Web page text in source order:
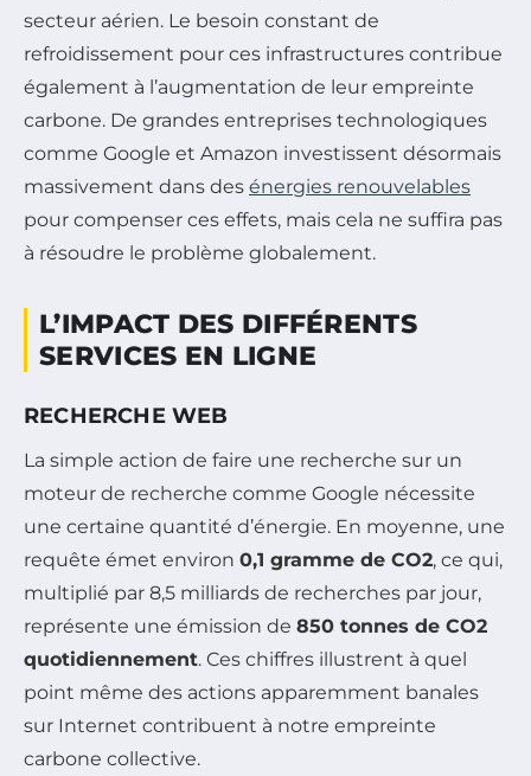
secteur aérien. Le besoin constant de
refroidissement pour ces infrastructures contribue
également à l’augmentation de leur empreinte
carbone. De grandes entreprises technologiques
comme Google et Amazon investissent désormais
massivement dans des énergies renouvelables
pour compenser ces effets, mais cela ne suffira pas
à résoudre le problème globalement.
L’IMPACT DES DIFFÉRENTS
SERVICES EN LIGNE
RECHERCHE WEB
La simple action de faire une recherche sur un
moteur de recherche comme Google nécessite
une certaine quantité d’énergie. En moyenne, une
requête émet environ 0,1 gramme de CO2, ce qui,
multiplié par 8,5 milliards de recherches par jour,
représente une émission de 850 tonnes de CO2
quotidiennement. Ces chiffres illustrent à quel
point même des actions apparemment banales
sur Internet contribuent à notre empreinte
carbone collective.